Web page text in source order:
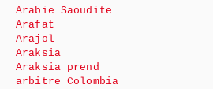
Arabie Saoudite
Arafat
Arajol
Araksia
Araksia prend
arbitre Colombia